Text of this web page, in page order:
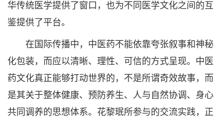
华传统医学提供了窗口，也为不同医学文化之间的互
鉴提供了平台。
在国际传播中，中医药不能依靠夸张叙事和神秘
化包装，而应以清晰、理性、可信的方式呈现。中医
药文化真正能够打动世界的，不是所谓奇效故事，而
是其关于整体健康、预防养生、人与自然协调、身心
共同调养的思想体系。花黎珉所参与的交流实践，正